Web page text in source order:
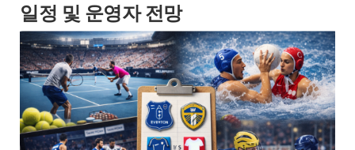
일정 및 운영자 전망